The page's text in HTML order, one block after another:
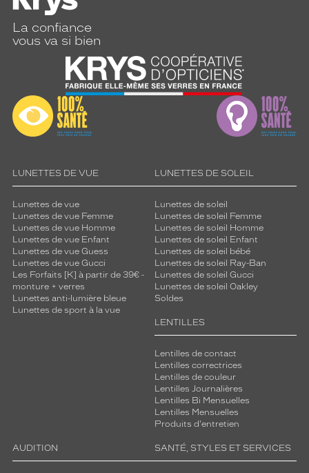
La confiance
vous va si bien
LUNETTES DE VUE
Lunettes de vue
Lunettes de vue Femme
Lunettes de vue Homme
Lunettes de vue Enfant
Lunettes de vue Guess
Lunettes de vue Gucci
Les Forfaits [K] à partir de 39€ -
monture + verres
Lunettes anti-lumière bleue
Lunettes de sport à la vue
LUNETTES DE SOLEIL
Lunettes de soleil
Lunettes de soleil Femme
Lunettes de soleil Homme
Lunettes de soleil Enfant
Lunettes de soleil bébé
Lunettes de soleil Ray-Ban
Lunettes de soleil Gucci
Lunettes de soleil Oakley
Soldes
LENTILLES
Lentilles de contact
Lentilles correctrices
Lentilles de couleur
Lentilles Journalières
Lentilles Bi Mensuelles
Lentilles Mensuelles
Produits d'entretien
AUDITION SANTÉ, STYLES ET SERVICES